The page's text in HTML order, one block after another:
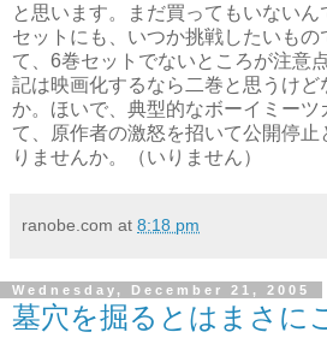
と思います。まだ買ってもいない
セットにも、いつか挑戦したいもの
て、6巻セットでないところが注意
記は映画化するなら二巻と思うけど
か。ほいで、典型的なボーイミーツ
て、原作者の激怒を招いて公開停
りませんか。（いりません）
ranobe.com at 8:18 pm
Wednesday, December 21, 2005
墓穴を掘るとはまさに